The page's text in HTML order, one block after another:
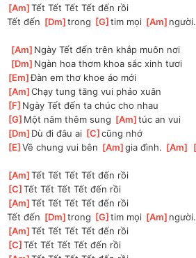
[Am ]
Tết Tết Tết Tết đến rồi
Tết đến [Dm ]trong [G ]tim mọi [Am ]người.
[Am ]Ngày Tết đến trên khắp muôn nơi
[Dm ]Ngàn hoa thơm khoa sắc xinh tươi
[Em ]
Đàn em thơ khoe áo mới
[Am ]
Chạy tung tăng vui pháo xuân
[F ]Ngày Tết đến ta chúc cho nhau
[G ]Một năm thêm sung [Am ]túc an vui
[Dm ]Dù đi đâu ai [C ]
cũng nhớ
[E ]
Về chung vui bên [Am ]
gia đình. [Am [
[Am ]
Tết Tết Tết Tết đến rồi
[C ]
Tết Tết Tết Tết đến rồi
[Am ]
Tết Tết Tết Tết đến rồi
Tết đến [Dm ]trong [G ]tim mọi [Am ]người.
[Am ]
Tết Tết Tết Tết đến rồi
[C ]
Tết Tết Tết Tết đến rồi